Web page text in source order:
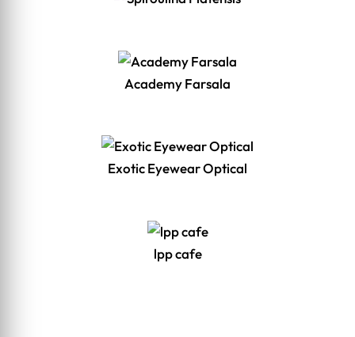
Academy Farsala
Exotic Eyewear Optical
lpp cafe